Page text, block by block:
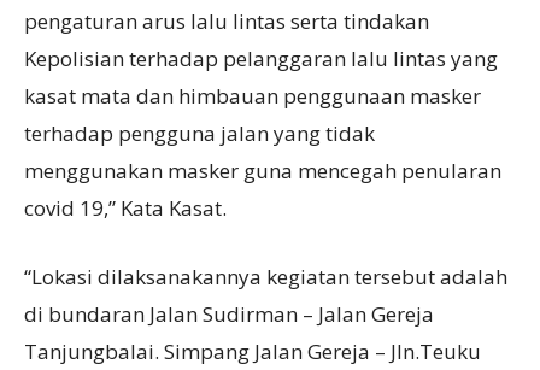
pengaturan arus lalu lintas serta tindakan
Kepolisian terhadap pelanggaran lalu lintas yang
kasat mata dan himbauan penggunaan masker
terhadap pengguna jalan yang tidak
menggunakan masker guna mencegah penularan
covid 19,” Kata Kasat.
“Lokasi dilaksanakannya kegiatan tersebut adalah
di bundaran Jalan Sudirman – Jalan Gereja
Tanjungbalai. Simpang Jalan Gereja – Jln.Teuku